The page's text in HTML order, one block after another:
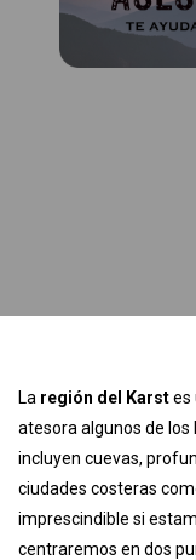
La región del Karstes
atesora algunos de
incluyen cuevas,
ciudades costeras
imprescindible si
centraremos en dos